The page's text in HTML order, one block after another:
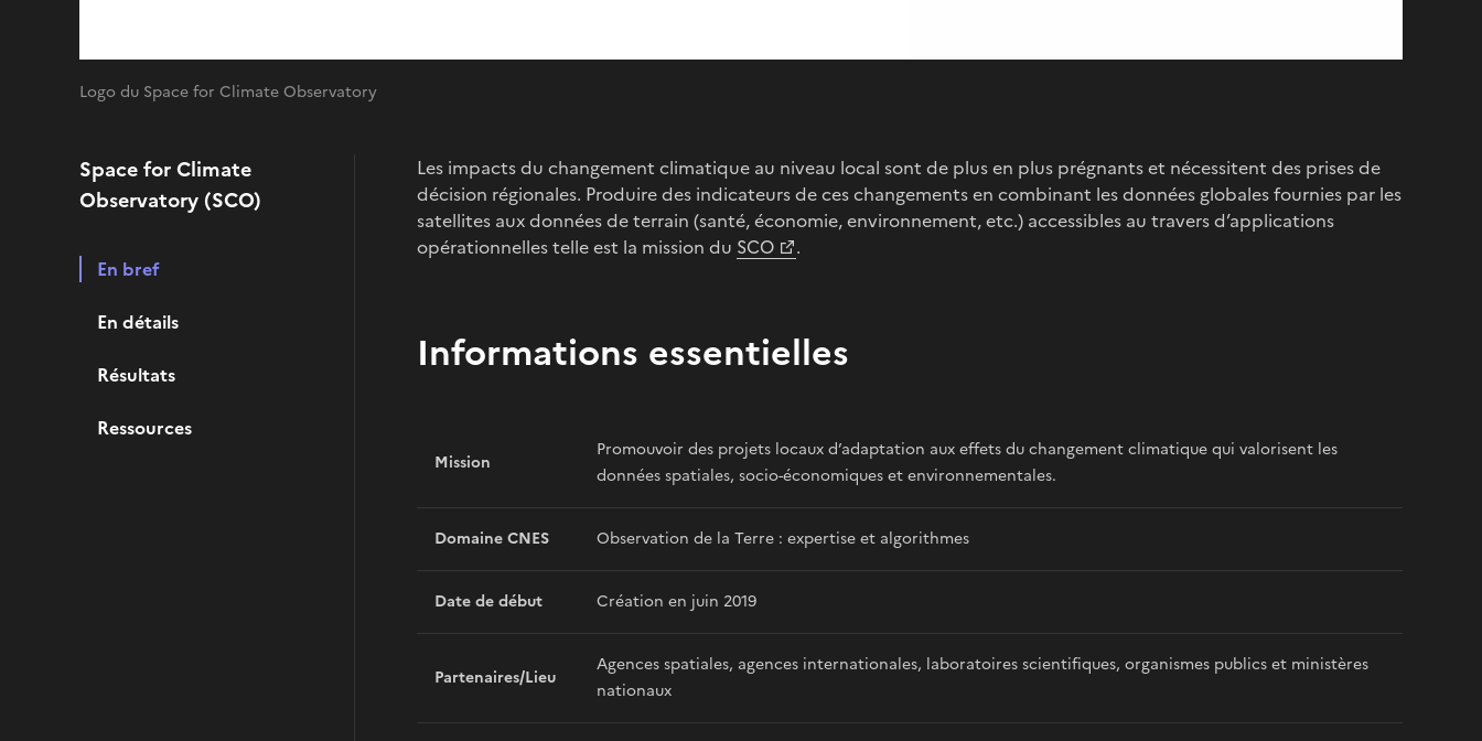
Logo du Space for Climate Observatory
Space for Climate
Observatory (SCO)
En bref
En détails
Résultats
Ressources
Les impacts du changement climatique au niveau local sont de plus en plus prégnants et nécessitent des prises de
décision régionales. Produire des indicateurs de ces changements en combinant les données globales fournies par les
satellites aux données de terrain (santé, économie, environnement, etc.) accessibles au travers d’applications
opérationnelles telle est la mission du SCO .
Informations essentielles
Mission
Promouvoir des projets locaux d’adaptation aux effets du changement climatique qui valorisent les
données spatiales, socio-économiques et environnementales.
Domaine CNES Observation de la Terre : expertise et algorithmes
Date de début Création en juin 2019
Partenaires/Lieu
Agences spatiales, agences internationales, laboratoires scientifiques, organismes publics et ministères
nationaux